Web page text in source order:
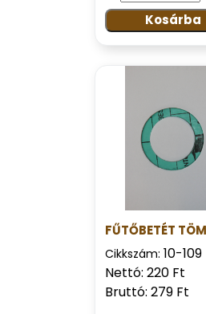
Kosárba
FŰTŐBETÉT
Cikkszám: 10-109
Nettó: 220 Ft
Bruttó: 279 Ft